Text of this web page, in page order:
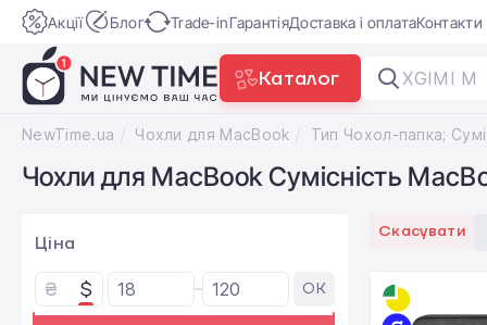
Акції Блог Trade-inГарантіяДоставка і оплатаКонтакти
Каталог XGIMI
NewTime.ua Чохли для MacBook
Чохли для MacBook Сумісність
Ціна
₴ $ OK
Скасувати